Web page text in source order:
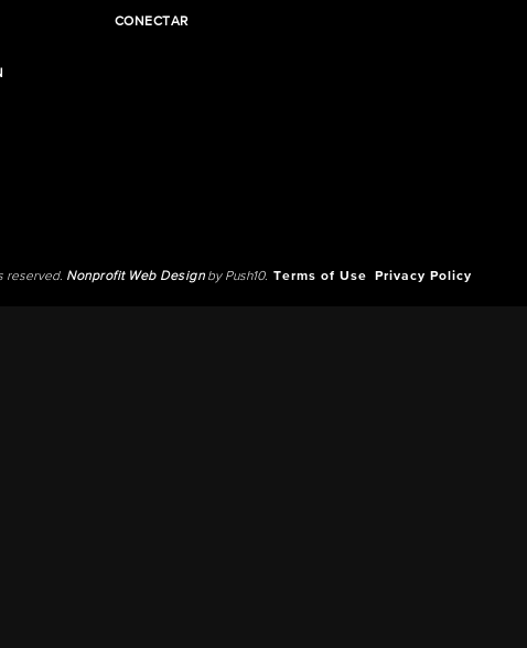
CONECTAR
reserved. Nonprofit Web Designby Push10. Terms of Use Privacy Policy